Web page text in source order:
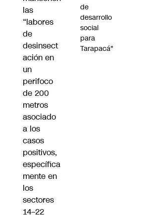
las
“labores
de
desinsect
ación en
un
perifoco
de 200
metros
asociado
a los
casos
positivos,
específica
mente en
los
sectores
14–22
de
desarrollo
social
para
Tarapacá"